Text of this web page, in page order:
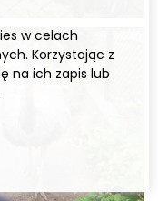
w celach
Korzystając z
na ich zapis lub